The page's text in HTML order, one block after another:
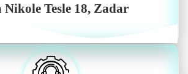
Nikole Tesle 18, Zadar